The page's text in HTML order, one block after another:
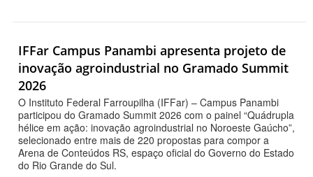
IFFar Campus Panambi apresenta projeto de
inovação agroindustrial no Gramado Summit
2026
O Instituto Federal Farroupilha (IFFar) – Campus Panambi
participou do Gramado Summit 2026 com o painel “Quádrupla
hélice em ação: inovação agroindustrial no Noroeste Gaúcho”,
selecionado entre mais de 220 propostas para compor a
Arena de Conteúdos RS, espaço oficial do Governo do Estado
do Rio Grande do Sul.